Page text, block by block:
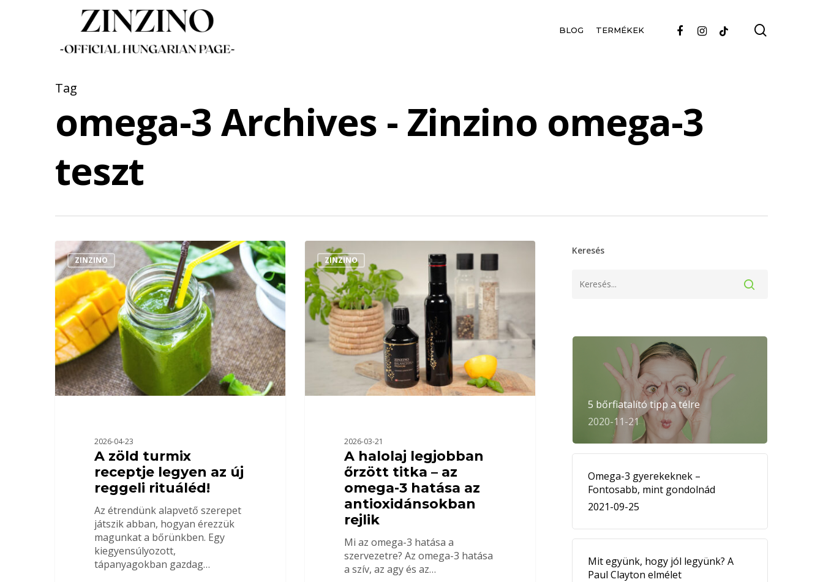
Nyomja meg az ENTERT a kereséshez
BLOG TERMÉKEK FACEBOOKINSTAGRAM
TIKTOK
Tag
omega-3 Archives - Zinzino omega-3
teszt
ZINZINO
2026-04-23
A zöld turmix
receptje legyen az új
reggeli rituáléd!
Az étrendünk alapvető szerepet
játszik abban, hogyan érezzük
magunkat a bőrünkben. Egy
kiegyensúlyozott,
tápanyagokban gazdag…
ZINZINO
2026-03-21
A halolaj legjobban
őrzött titka – az
omega-3 hatása az
antioxidánsokban
rejlik
Mi az omega-3 hatása a
szervezetre? Az omega-3 hatása
a szív, az agy és az…
Keresés
5 bőrfiatalító tipp a télre
2020-11-21
Omega-3 gyerekeknek –
Fontosabb, mint gondolnád
2021-09-25
Mit együnk, hogy jól legyünk? A
Paul Clayton elmélet